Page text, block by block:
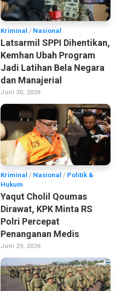
Kriminal / Nasional
Latsarmil SPPI Dihentikan,
Kemhan Ubah Program
Jadi Latihan Bela Negara
dan Manajerial
Juni 30, 2026
Kriminal / Nasional / Politik &
Hukum
Yaqut Cholil Qoumas
Dirawat, KPK Minta RS
Polri Percepat
Penanganan Medis
Juni 29, 2026